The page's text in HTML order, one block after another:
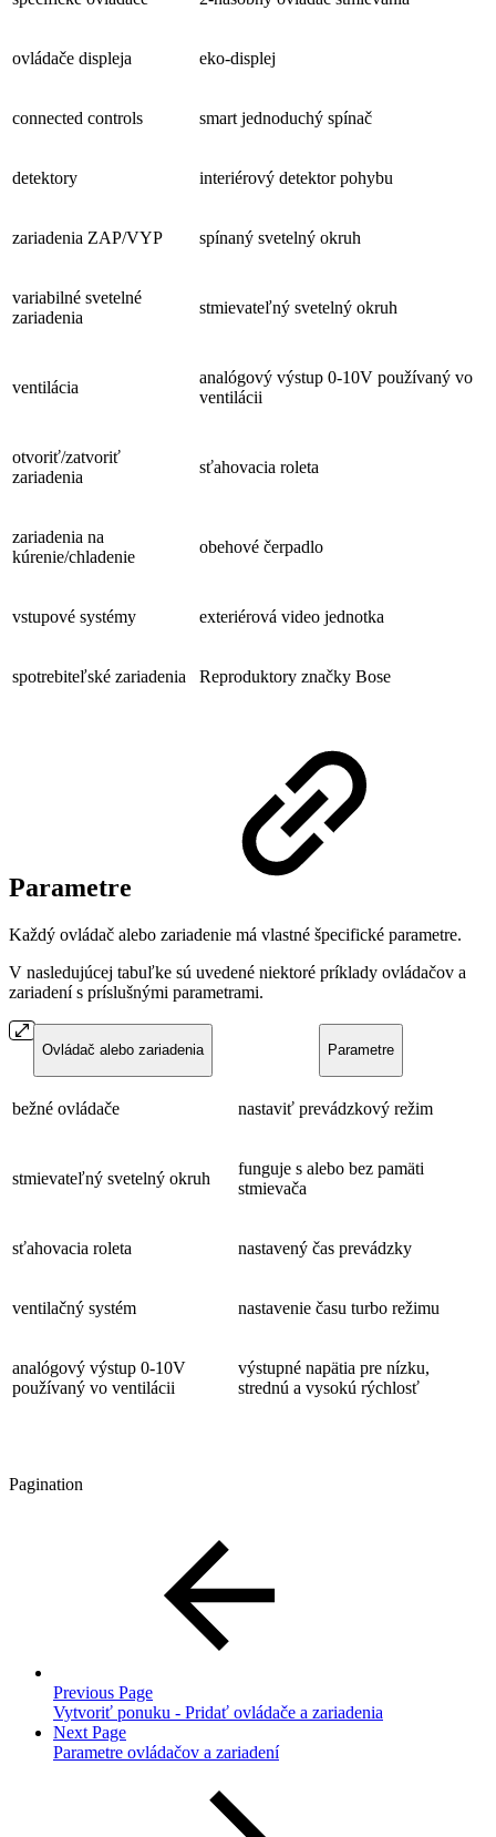
ovládače displeja eko-displej
connected controls smart jednoduchý spínač
detektory interiérový detektor pohybu
zariadenia ZAP/VYP spínaný svetelný okruh
variabilné svetelné
zariadenia
stmievateľný svetelný okruh
ventilácia
analógový výstup 0-10V používaný vo
ventilácii
otvoriť/zatvoriť
zariadenia
sťahovacia roleta
zariadenia na
kúrenie/chladenie
obehové čerpadlo
vstupové systémy exteriérová video jednotka
spotrebiteľské zariadenia Reproduktory značky Bose
Parametre
Každý ovládač alebo zariadenie má vlastné špecifické parametre.
V nasledujúcej tabuľke sú uvedené niektoré príklady ovládačov a
zariadení s príslušnými parametrami.
Ovládač alebo zariadenia Parametre
bežné ovládače nastaviť prevádzkový režim
stmievateľný svetelný okruh
funguje s alebo bez pamäti
stmievača
sťahovacia roleta nastavený čas prevádzky
ventilačný systém nastavenie času turbo režimu
analógový výstup 0-10V
používaný vo ventilácii
výstupné napätia pre nízku,
strednú a vysokú rýchlosť
Pagination
Previous Page
Vytvoriť ponuku - Pridať ovládače a zariadenia
Next Page
Parametre ovládačov a zariadení